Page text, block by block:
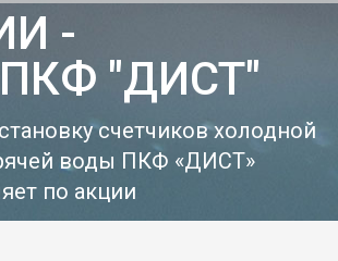
-
"ДИСТ"
счетчиков холодной
воды ПКФ «ДИСТ»
по акции